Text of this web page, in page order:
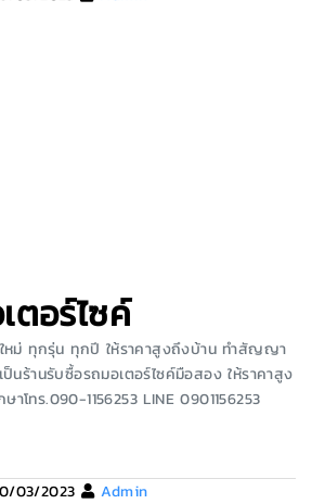
ตอร์ไซค์
ใหม่ ทุกรุ่น ทุกปี ให้ราคาสูงถึงบ้าน ทำสัญญา
นร้านรับซื้อรถมอเตอร์ไซค์มือสอง ให้ราคาสูง
โทร.090-1156253 LINE 0901156253
03/2023 Admin